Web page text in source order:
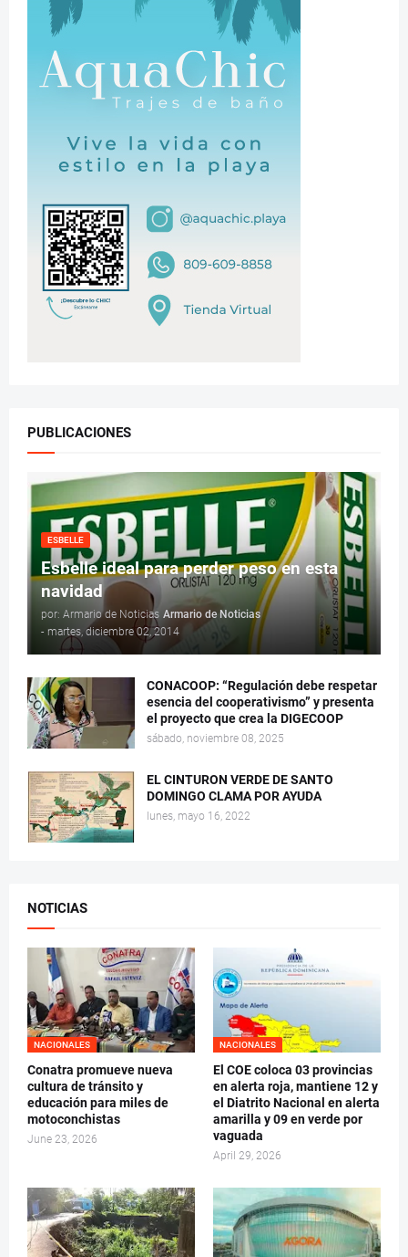
PUBLICACIONES
ESBELLE
Esbelle ideal para perder peso en esta
navidad
por: Armario de Noticias Armario de Noticias
- martes, diciembre 02, 2014
CONACOOP: “Regulación debe respetar
esencia del cooperativismo” y presenta
el proyecto que crea la DIGECOOP
sábado, noviembre 08, 2025
EL CINTURON VERDE DE SANTO
DOMINGO CLAMA POR AYUDA
lunes, mayo 16, 2022
NOTICIAS
NACIONALES
Conatra promueve nueva
cultura de tránsito y
educación para miles de
motoconchistas
June 23, 2026
NACIONALES
El COE coloca 03 provincias
en alerta roja, mantiene 12 y
el Diatrito Nacional en alerta
amarilla y 09 en verde por
vaguada
April 29, 2026